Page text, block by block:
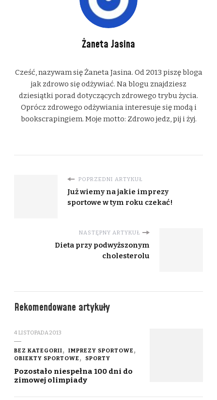
Żaneta Jasina
Cześć, nazywam się Żaneta Jasina. Od 2013 piszę bloga
jak zdrowo się odżywiać. Na blogu znajdziesz
dziesiątki porad dotyczących zdrowego trybu życia.
Oprócz zdrowego odżywiania interesuje się modą i
bookscrapingiem. Moje motto: Zdrowo jedz, pij i żyj.
POPRZEDNI ARTYKUŁ
Już wiemy na jakie imprezy
sportowe w tym roku czekać!
NASTĘPNY ARTYKUŁ
Dieta przy podwyższonym
cholesterolu
Rekomendowane artykuły
4 LISTOPADA 2013
BEZ KATEGORII
IMPREZY SPORTOWE
OBIEKTY SPORTOWE
SPORTY
Pozostało niespełna 100 dni do
zimowej olimpiady